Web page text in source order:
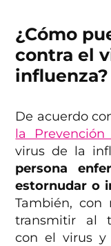
¿Cómo
contra el
influenza?
De acuerdo
la Prevención
virus de la
persona
estornudar o
También, con
transmitir al
con el virus y